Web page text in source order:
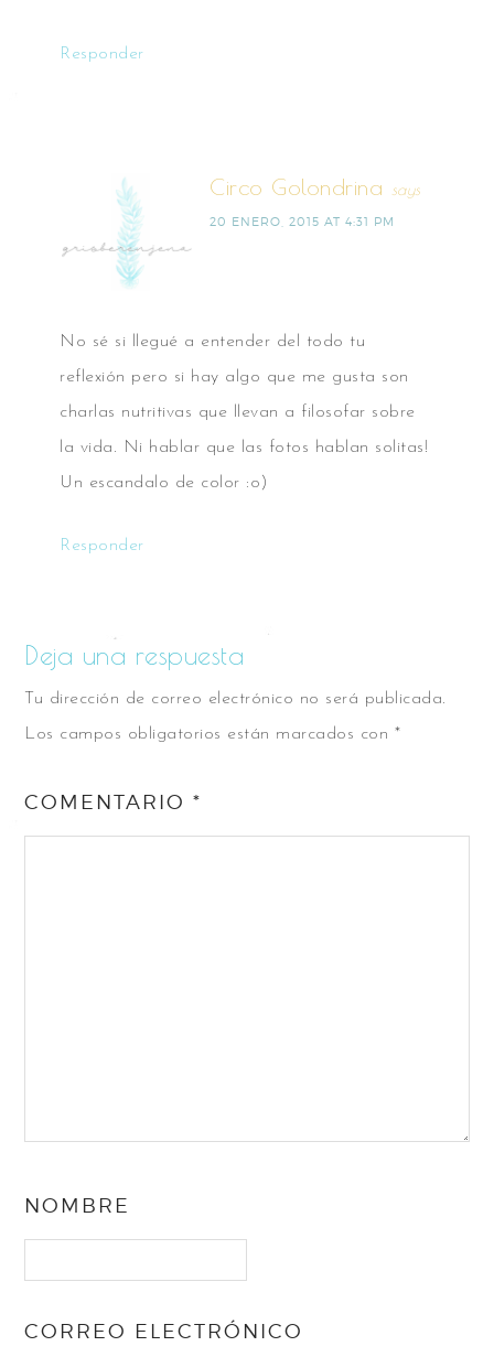
Responder
Circo Golondrina says
20 ENERO, 2015 AT 4:31 PM
No sé si llegué a entender del todo tu
reflexión pero si hay algo que me gusta son
charlas nutritivas que llevan a filosofar sobre
la vida. Ni hablar que las fotos hablan solitas!
Un escandalo de color :o)
Responder
Deja una respuesta
Tu dirección de correo electrónico no será publicada.
Los campos obligatorios están marcados con *
COMENTARIO*
NOMBRE
CORREO ELECTRÓNICO